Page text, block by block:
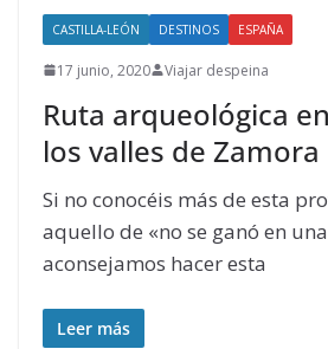
CASTILLA-LEÓN DESTINOS ESPAÑA
17 junio, 2020 Viajar despeina
Ruta arqueológica
los valles de Zamora
Si no conocéis más de esta
aquello de «no se ganó en
aconsejamos hacer esta
Leer más